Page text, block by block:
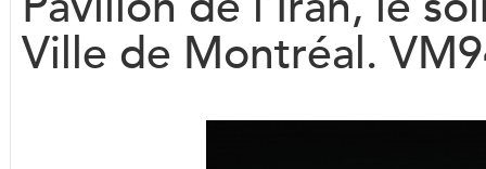
Ville de Montréal.